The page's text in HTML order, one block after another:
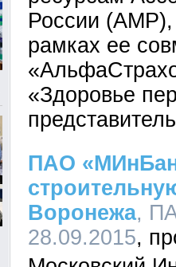
России
рамках ее
«Здоровье
ПАО
Воронежа,
28.09.2015